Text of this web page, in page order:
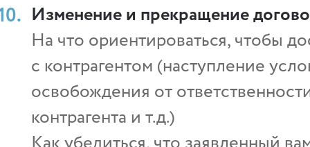
Изменение и прекращение
На что ориентироваться, чтобы
с контрагентом (наступление
освобождения от
контрагента и т.д.)